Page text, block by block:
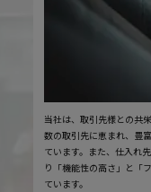
当社は、取引先様との共
数の取引先に恵まれ、豊
ています。また、仕入れ
り「機能性の高さ」と「
ています。